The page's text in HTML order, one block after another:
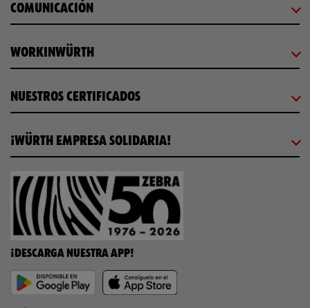
COMUNICACIÓN
WORKINWÜRTH
NUESTROS CERTIFICADOS
¡WÜRTH EMPRESA SOLIDARIA!
¡DESCARGA NUESTRA APP!